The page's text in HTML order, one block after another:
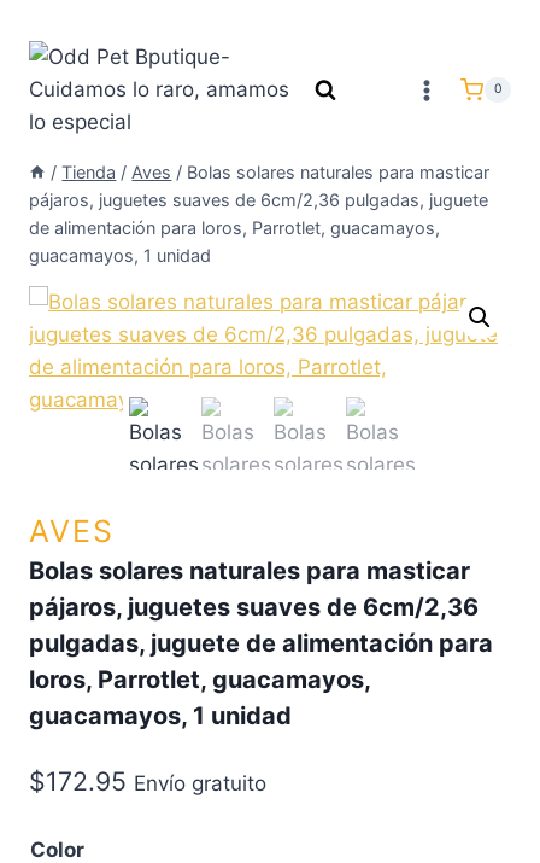
0
/ Tienda / Aves / Bolas solares naturales para masticar
pájaros, juguetes suaves de 6cm/2,36 pulgadas, juguete
de alimentación para loros, Parrotlet, guacamayos,
guacamayos, 1 unidad
AVES
Bolas solares naturales para masticar
pájaros, juguetes suaves de 6cm/2,36
pulgadas, juguete de alimentación para
loros, Parrotlet, guacamayos,
guacamayos, 1 unidad
$172.95 Envío gratuito
Color